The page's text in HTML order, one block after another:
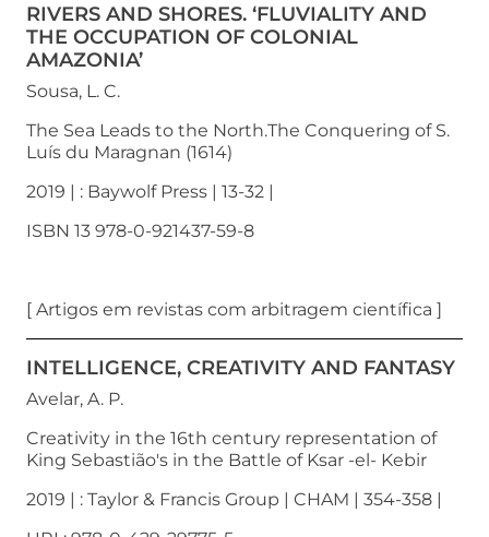
RIVERS AND SHORES. ‘FLUVIALITY AND
THE OCCUPATION OF COLONIAL
AMAZONIA’
Sousa, L. C.
The Sea Leads to the North.The Conquering of S.
Luís du Maragnan (1614)
2019 | : Baywolf Press | 13-32 |
ISBN 13 978-0-921437-59-8
[ Artigos em revistas com arbitragem científica ]
INTELLIGENCE, CREATIVITY AND FANTASY
Avelar, A. P.
Creativity in the 16th century representation of
King Sebastião's in the Battle of Ksar -el- Kebir
2019 | : Taylor & Francis Group | CHAM | 354-358 |